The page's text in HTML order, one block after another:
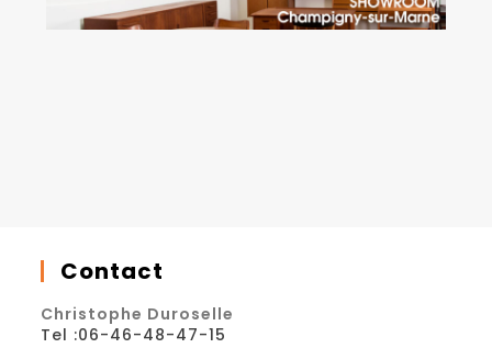
Contact
Christophe Duroselle
Tel :06-46-48-47-15